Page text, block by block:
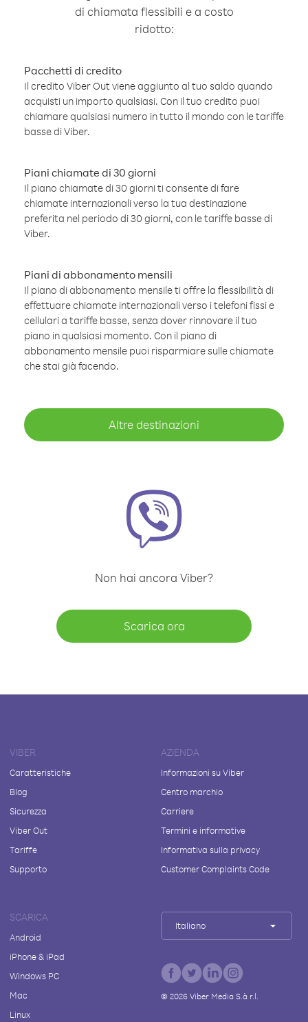
di chiamata flessibili e a costo
ridotto:
Pacchetti di credito
Il credito Viber Out viene aggiunto al tuo saldo quando
acquisti un importo qualsiasi. Con il tuo credito puoi
chiamare qualsiasi numero in tutto il mondo con le tariffe
basse di Viber.
Piani chiamate di 30 giorni
Il piano chiamate di 30 giorni ti consente di fare
chiamate internazionali verso la tua destinazione
preferita nel periodo di 30 giorni, con le tariffe basse di
Viber.
Piani di abbonamento mensili
Il piano di abbonamento mensile ti offre la flessibilità di
effettuare chiamate internazionali verso i telefoni fissi e
cellulari a tariffe basse, senza dover rinnovare il tuo
piano in qualsiasi momento. Con il piano di
abbonamento mensile puoi risparmiare sulle chiamate
che stai già facendo.
Altre destinazioni
Non hai ancora Viber?
Scarica ora
VIBER
Caratteristiche
Blog
Sicurezza
Viber Out
Tariffe
Supporto
AZIENDA
Informazioni su Viber
Centro marchio
Carriere
Termini e informative
Informativa sulla privacy
Customer Complaints Code
SCARICA
Android
iPhone & iPad
Windows PC
Mac
Linux
Italiano
© 2026Viber Media S.à r.l.